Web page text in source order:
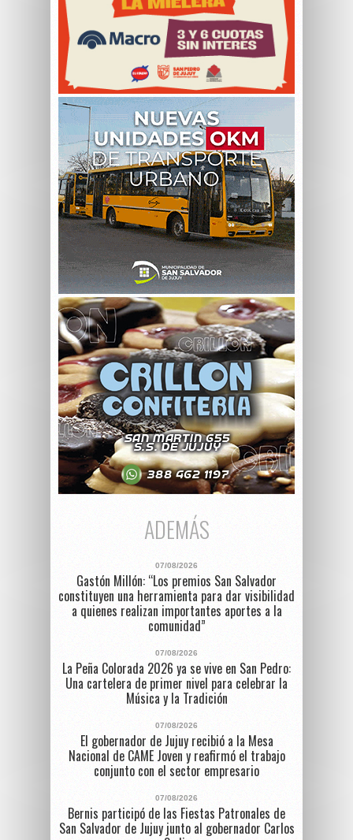
ADEMÁS
07/08/2026
Gastón Millón: “Los premios San Salvador
constituyen una herramienta para dar visibilidad
a quienes realizan importantes aportes a la
comunidad”
07/08/2026
La Peña Colorada 2026 ya se vive en San Pedro:
Una cartelera de primer nivel para celebrar la
Música y la Tradición
07/08/2026
El gobernador de Jujuy recibió a la Mesa
Nacional de CAME Joven y reafirmó el trabajo
conjunto con el sector empresario
07/08/2026
Bernis participó de las Fiestas Patronales de
San Salvador de Jujuy junto al gobernador Carlos